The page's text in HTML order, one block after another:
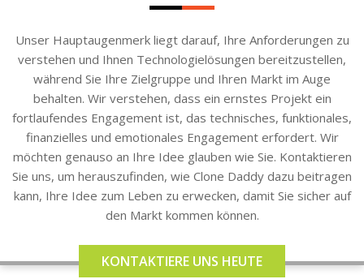
Unser Hauptaugenmerk liegt darauf, Ihre Anforderungen zu
verstehen und Ihnen Technologielösungen bereitzustellen,
während Sie Ihre Zielgruppe und Ihren Markt im Auge
behalten. Wir verstehen, dass ein ernstes Projekt ein
fortlaufendes Engagement ist, das technisches, funktionales,
finanzielles und emotionales Engagement erfordert. Wir
möchten genauso an Ihre Idee glauben wie Sie. Kontaktieren
Sie uns, um herauszufinden, wie Clone Daddy dazu beitragen
kann, Ihre Idee zum Leben zu erwecken, damit Sie sicher auf
den Markt kommen können.
KONTAKTIERE UNS HEUTE